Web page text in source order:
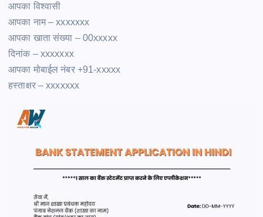
आपका विश्वासी
आपका नाम – xxxxxxx
आपका खाता संख्या – 00xxxxx
दिनांक – xxxxxxx
आपका मोबाईल नंबर +91-xxxxx
हस्ताक्षर – xxxxxxx